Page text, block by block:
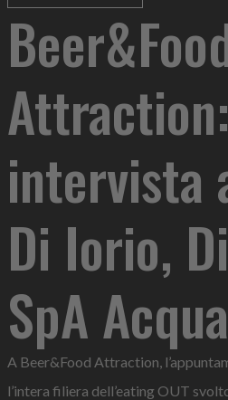
Attraction:
intervista
Di Iorio,
SpA
A Beer&Food Attraction,
l’intera filiera dell’eating OUT